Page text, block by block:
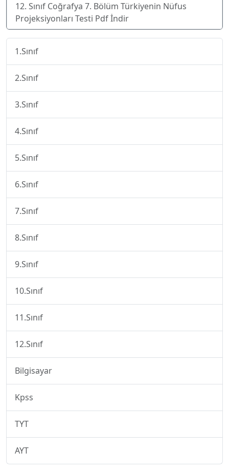
12. Sınıf Coğrafya 7. Bölüm Türkiyenin Nüfus
Projeksiyonları Testi Pdf İndir
1.Sınıf
2.Sınıf
3.Sınıf
4.Sınıf
5.Sınıf
6.Sınıf
7.Sınıf
8.Sınıf
9.Sınıf
10.Sınıf
11.Sınıf
12.Sınıf
Bilgisayar
Kpss
TYT
AYT